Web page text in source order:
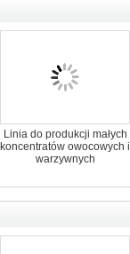
Linia do produkcji małych
koncentratów owocowych i
warzywnych